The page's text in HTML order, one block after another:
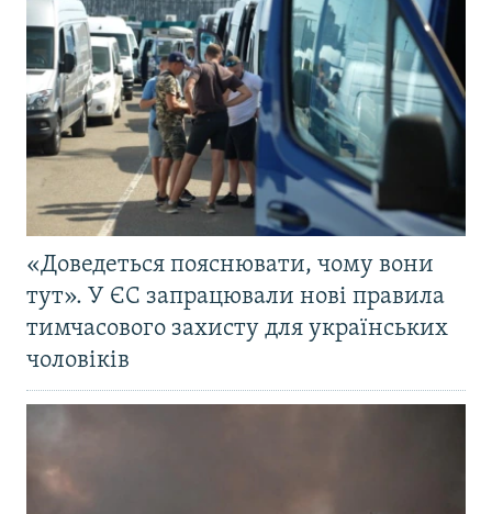
«Доведеться пояснювати, чому вони
тут». У ЄС запрацювали нові правила
тимчасового захисту для українських
чоловіків